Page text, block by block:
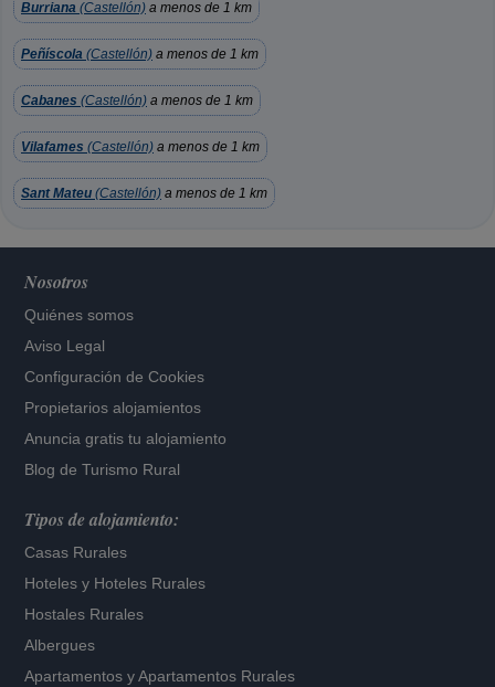
Burriana (Castellón) a menos de 1 km
Peñíscola (Castellón) a menos de 1 km
Cabanes (Castellón) a menos de 1 km
Vilafames (Castellón) a menos de 1 km
Sant Mateu (Castellón) a menos de 1 km
Nosotros
Quiénes somos
Aviso Legal
Configuración de Cookies
Propietarios alojamientos
Anuncia gratis tu alojamiento
Blog de Turismo Rural
Tipos de alojamiento:
Casas Rurales
Hoteles y Hoteles Rurales
Hostales Rurales
Albergues
Apartamentos yApartamentos Rurales